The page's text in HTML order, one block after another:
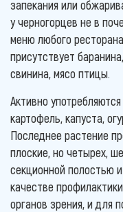
запекания или
у черногорцев не в
меню любого
присутствует
свинина, мясо птицы.
Активно
картофель, капуста,
Последнее растение
плоские, но четырех,
секционной полостью
качестве
органов зрения, и для